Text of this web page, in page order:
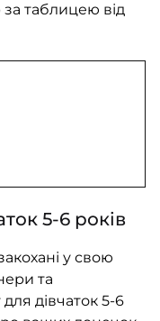
таблицею від
5-6 років
у свою
та
дівчаток 5-6